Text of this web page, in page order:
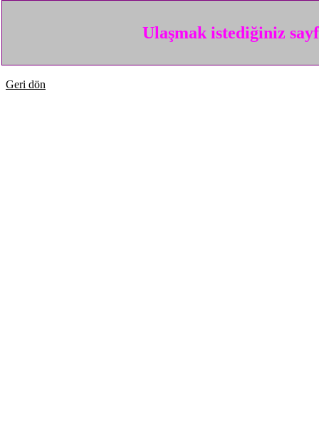
Ulaşmak istediğiniz
Geri dön